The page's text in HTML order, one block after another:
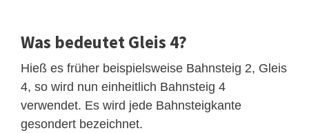
Was bedeutet Gleis 4?
Hieß es früher beispielsweise Bahnsteig 2, Gleis
4, so wird nun einheitlich Bahnsteig 4
verwendet. Es wird jede Bahnsteigkante
gesondert bezeichnet.